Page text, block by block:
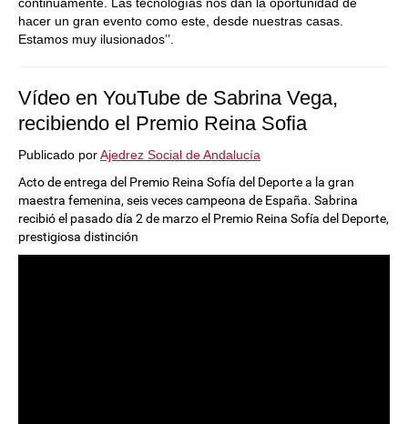
hacer un gran evento como este, desde nuestras casas.
Estamos muy ilusionados’’.
Vídeo en YouTube de Sabrina Vega,
recibiendo el Premio Reina Sofia
Publicado porAjedrez Social de Andalucía
Acto de entrega del Premio Reina Sofía del Deporte a la gran
maestra femenina, seis veces campeona de España. Sabrina
recibió el pasado día 2 de marzo el Premio Reina Sofía del Deporte,
prestigiosa distinción